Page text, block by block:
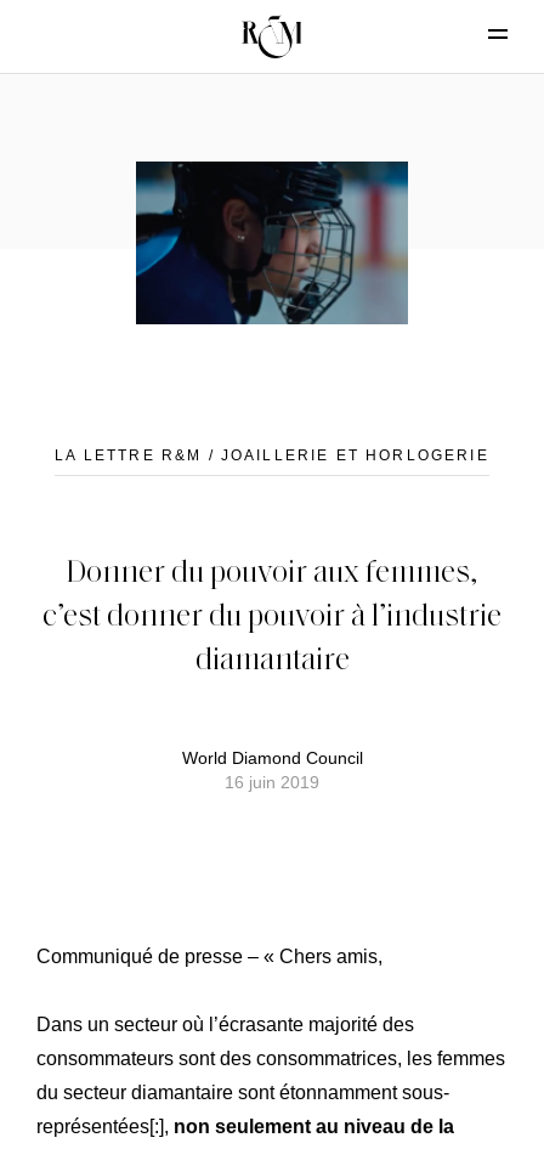
LA LETTRE R&M / JOAILLERIE ET HORLOGERIE
Donner du pouvoir aux femmes,
c’est donner du pouvoir à l’industrie
diamantaire
World Diamond Council
16 juin 2019
Communiqué de presse – « Chers amis,
Dans un secteur où l’écrasante majorité des
consommateurs sont des consommatrices, les femmes
du secteur diamantaire sont étonnamment sous-
représentées[:], non seulement au niveau de la